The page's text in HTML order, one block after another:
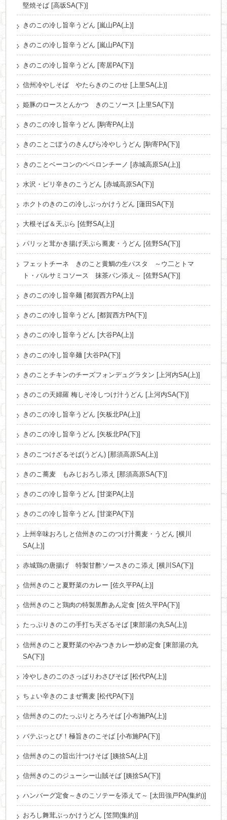
堅焼そば [高坂SA(下)]
きのこの冷し旨辛うどん [嵐山PA(上)]
きのこの冷し旨辛うどん [嵐山PA(下)]
きのこの冷し旨辛うどん [寄居PA(下)]
信州冷やしそば やたらきのこのせ [上里SA(上)]
姫豚のロースとんかつ きのこソース [上里SA(下)]
きのこの冷し旨辛うどん [駒寄PA(上)]
きのことごぼうのきんぴら冷やしうどん [駒寄PA(下)]
きのことベーコンのペペロンチーノ [赤城高原SA(上)]
水沢・ピリ辛きのこうどん [赤城高原SA(下)]
ホクトのきのこの冷しぶっかけうどん [蓮田SA(下)]
大根そば＆天ぷら [佐野SA(上)]
パリッと茸かき揚げ天ぷら蕎麦・うどん [佐野SA(下)]
フェットチーネ きのこと黄鯛の生パスタ ～ウ二とトマ
ト・バルサミコソース 抹茶パン添え～ [佐野SA(下)]
きのこの冷し旨辛麺 [都賀西方PA(上)]
きのこの冷し旨辛うどん [都賀西方PA(下)]
きのこの冷し旨辛うどん [大谷PA(上)]
きのこの冷し旨辛麺 [大谷PA(下)]
きのことチキンのチーズフォンデュグラタン [上河内SA(上)]
きのこの天婦羅 梅しそ冷しつけ汁うどん [上河内SA(下)]
きのこの冷し旨辛うどん [矢板北PA(上)]
きのこの冷し旨辛うどん [矢板北PA(下)]
きのこつけざるそば(うどん) [那須高原SA(上)]
きのこ蕎麦 もみじおろし添え [那須高原SA(下)]
きのこの冷し旨辛うどん [甘楽PA(上)]
きのこの冷し旨辛うどん [甘楽PA(下)]
上州辛味おろしと信州きのこのつけ汁蕎麦・うどん [横川
SA(上)]
赤城鶏の唐揚げ 特製甘酢ソースきのこ添え [横川SA(下)]
信州きのこと夏野菜のカレー [佐久平PA(上)]
信州きのこと鶏肉の特製黒酢あん定食 [佐久平PA(下)]
たっぷりきのこの手打ち天ざるそば [東部湯の丸SA(上)]
信州きのこと夏野菜のやみつきカレー炒め定食 [東部湯の丸
SA(下)]
冷やしきのこのさっぱりわさびそば [松代PA(上)]
ちょい辛きのこまぜ蕎麦 [松代PA(下)]
信州きのこのたっぷりとろろそば [小布施PA(上)]
バテぶっとび！極旨きのこそば [小布施PA(下)]
信州きのこの旨出汁つけそば [姨捨SA(上)]
信州きのこのジューシー山賊そば [姨捨SA(下)]
ハンバーグ定食～きのこソテーを添えて～ [太田強戸PA(集約)]
おろし舞茸ぶっかけうどん [笠間(集約)]